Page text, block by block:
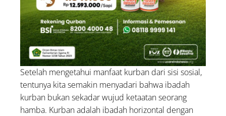
Setelah mengetahui manfaat kurban dari sisi sosial,
tentunya kita semakin menyadari bahwa ibadah
kurban bukan sekadar wujud ketaatan seorang
hamba. Kurban adalah ibadah horizontal dengan